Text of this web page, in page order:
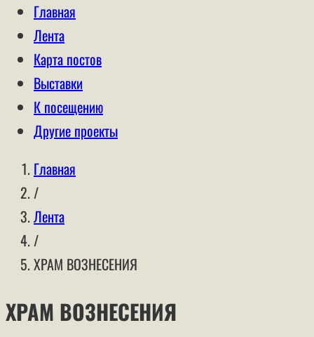
Главная
Лента
Карта постов
Выставки
К посещению
Другие проекты
Главная
/
Лента
/
ХРАМ ВОЗНЕСЕНИЯ
ХРАМ ВОЗНЕСЕНИЯ